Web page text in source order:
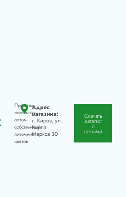
Продаем
тюльпаны
оптом
собственный
питомник
цветов
Адрес
магазина:
г. Киров, ул.
Карла
Маркса 30
Скачать
каталог
с
ценами